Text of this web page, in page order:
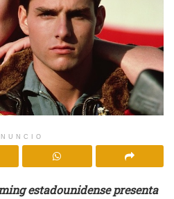
estadounidense presenta